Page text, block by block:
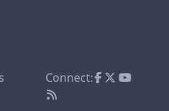
Connect: